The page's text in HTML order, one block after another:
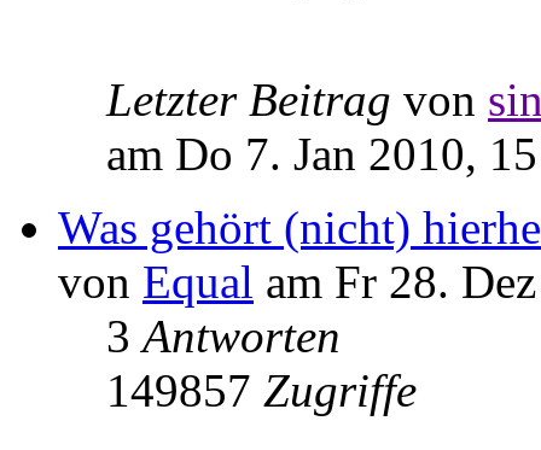
Letzter Beitrag von
am Do 7. Jan 2010,
Was gehört (nicht)
von Equal am Fr 28.
3Antworten
149857 Zugriffe